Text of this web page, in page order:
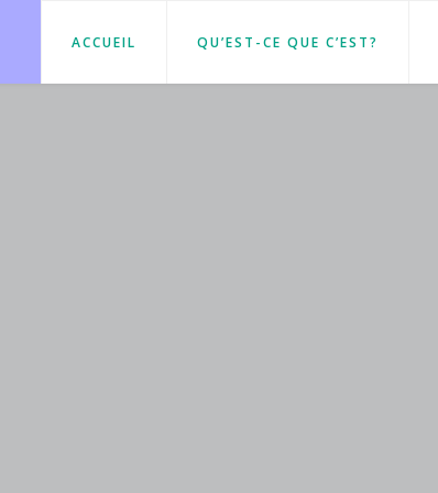
ACCUEIL QU’EST-CE QUE C’EST?